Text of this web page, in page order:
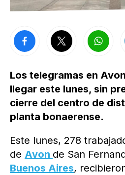
Los telegramas en
llegar este lunes, sin
cierre del centro de
planta bonaerense.
Este lunes, 278
de Avon de San
Buenos Aires,